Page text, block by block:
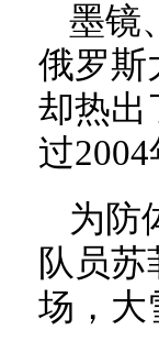
墨镜
俄罗斯
却热
过2004
为防
队员苏
场，大